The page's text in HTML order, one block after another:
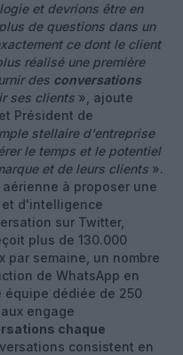
et devrions être en
de questions dans un
ce dont le client
réalisé une première
des conversations
ses clients », ajoute
Président de
stellaire d'entreprise
le temps et le potentiel
et de leurs clients ».
à proposer une
d'intelligence
sur Twitter,
plus de 130.000
par semaine, un nombre
de WhatsApp en
équipe dédiée de 250
engage
chaque
consistent en